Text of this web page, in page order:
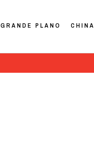
GRANDE PLANO CHINA